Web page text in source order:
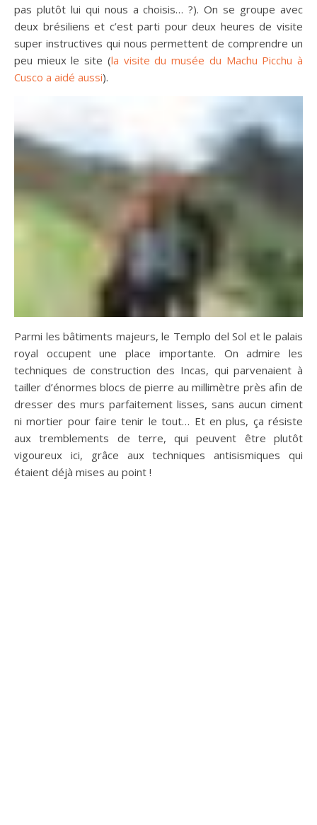
pas plutôt lui qui nous a choisis… ?). On se groupe avec
deux brésiliens et c’est parti pour deux heures de visite
super instructives qui nous permettent de comprendre un
peu mieux le site (la visite du musée du Machu Picchu à
Cusco a aidé aussi).
Parmi les bâtiments majeurs, le Templo del Sol et le palais
royal occupent une place importante. On admire les
techniques de construction des Incas, qui parvenaient à
tailler d’énormes blocs de pierre au millimètre près afin de
dresser des murs parfaitement lisses, sans aucun ciment
ni mortier pour faire tenir le tout… Et en plus, ça résiste
aux tremblements de terre, qui peuvent être plutôt
vigoureux ici, grâce aux techniques antisismiques qui
étaient déjà mises au point !